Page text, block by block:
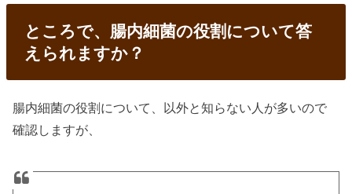
ところで、腸内細菌の役割について答
えられますか？
腸内細菌の役割について、以外と知らない人が多いので
確認しますが、